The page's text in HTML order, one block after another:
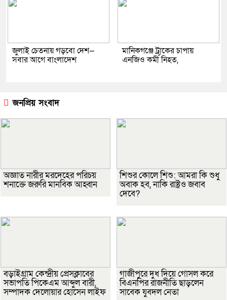
জুলাই চেতনায় গড়বো দেশ—
সবার আগে বাংলাদেশ
মানিকগঞ্জে ট্রাকের চাপায়
এনজিও কর্মী নিহত,
জনপ্রিয় সংবাদ
অজ্ঞাত নারীর মরদেহের পরিচয়
শনাক্তে জরুরি মানবিক আহ্বান
শিশুর কোলে শিশু: আমরা কি শুধু
অবাক হব, নাকি রাষ্ট্রও জবাব
দেবে?
বড়াইগ্রাম কেন্দ্রীয় প্রেসক্লাবের
সভাপতি পিকেএম আব্দুল বারী,
সম্পাদক দেলোয়ার হোসেন লাইফ
গাজীপুরে দুধ দিয়ে গোসল করে
বিএনপির রাজনীতি ছাড়লেন
সাবেক যুবদল নেতা